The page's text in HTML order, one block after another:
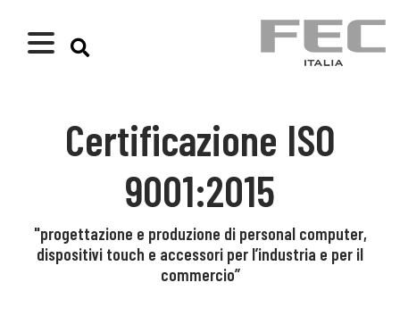
Certificazione ISO
9001:2015
"progettazione e produzione di personal computer,
dispositivi touch e accessori per l’industria e per il
commercio”